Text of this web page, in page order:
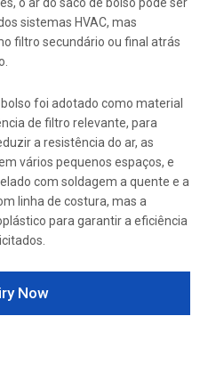
sistemas HVAC, mas
filtro secundário ou final atrás
foi adotado como material
de filtro relevante, para
a resistência do ar, as
vários pequenos espaços, e
com soldagem a quente e a
linha de costura, mas a
para garantir a eficiência
Now